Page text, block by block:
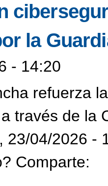
la
- 14:20
refuerza
través de la
23/04/2026 -
Comparte: